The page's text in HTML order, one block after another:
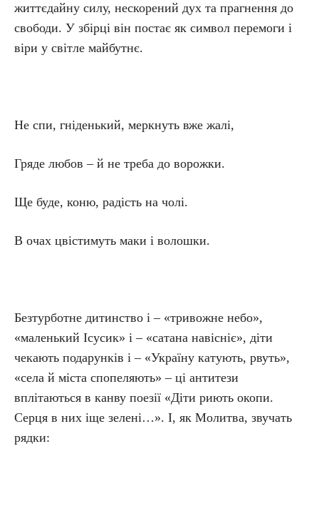
життєдайну силу, нескорений дух та прагнення до
свободи. У збірці він постає як символ перемоги і
віри у світле майбутнє.
Не спи, гніденький, меркнуть вже жалі,
Гряде любов – й не треба до ворожки.
Ще буде, коню, радість на чолі.
В очах цвістимуть маки і волошки.
Безтурботне дитинство і – «тривожне небо»,
«маленький Ісусик» і – «сатана навісніє», діти
чекають подарунків і – «Україну катують, рвуть»,
«села й міста спопеляють» – ці антитези
вплітаються в канву поезії «Діти риють окопи.
Серця в них іще зелені…». І, як Молитва, звучать
рядки: